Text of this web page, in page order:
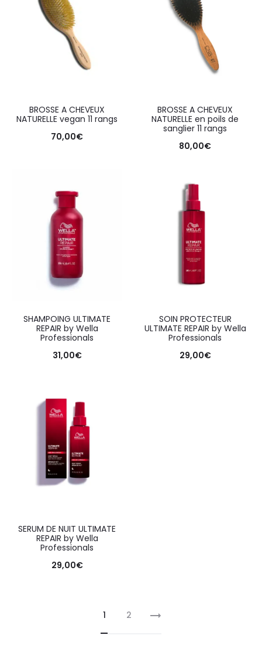
BROSSE A CHEVEUX
NATURELLE vegan 11 rangs
70,00€
BROSSE A CHEVEUX
NATURELLE en poils de
sanglier 11 rangs
80,00€
SHAMPOING ULTIMATE
REPAIR by Wella
Professionals
31,00€
SOIN PROTECTEUR
ULTIMATE REPAIR by Wella
Professionals
29,00€
SERUM DE NUIT ULTIMATE
REPAIR by Wella
Professionals
29,00€
1 2